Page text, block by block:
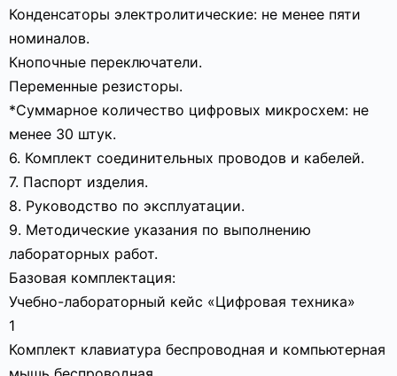
Конденсаторы электролитические: не менее пяти
номиналов.
Кнопочные переключатели.
Переменные резисторы.
*Суммарное количество цифровых микросхем: не
менее 30 штук.
6. Комплект соединительных проводов и кабелей.
7. Паспорт изделия.
8. Руководство по эксплуатации.
9. Методические указания по выполнению
лабораторных работ.
Базовая комплектация:
Учебно-лабораторный кейс «Цифровая техника»
1
Комплект клавиатура беспроводная и компьютерная